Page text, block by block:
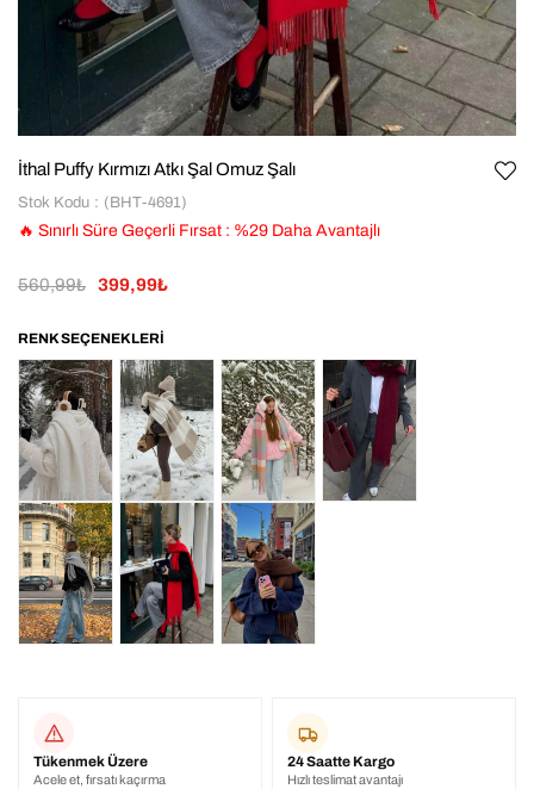
İthal Puffy Kırmızı Atkı Şal Omuz Şalı
Stok Kodu (BHT-4691)
🔥 Sınırlı Süre Geçerli Fırsat : %29 Daha Avantajlı
560,99₺ 399,99₺
Tükenmek Üzere
Acele et, fırsatı kaçırma
24 Saatte Kargo
Hızlı teslimat avantajı